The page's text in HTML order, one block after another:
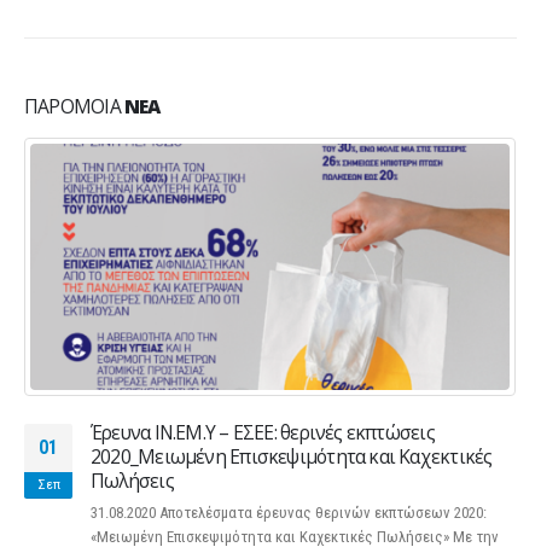
ΠΑΡΌΜΟΙΑΝΈΑ
01
Σεπ
Έρευνα ΙΝ.ΕΜ.Υ – ΕΣΕΕ: θερινές εκπτώσεις
2020_Μειωμένη Επισκεψιμότητα και Καχεκτικές
Πωλήσεις
31.08.2020 Αποτελέσματα έρευνας θερινών εκπτώσεων 2020:
«Μειωμένη Επισκεψιμότητα και Καχεκτικές Πωλήσεις» Με την